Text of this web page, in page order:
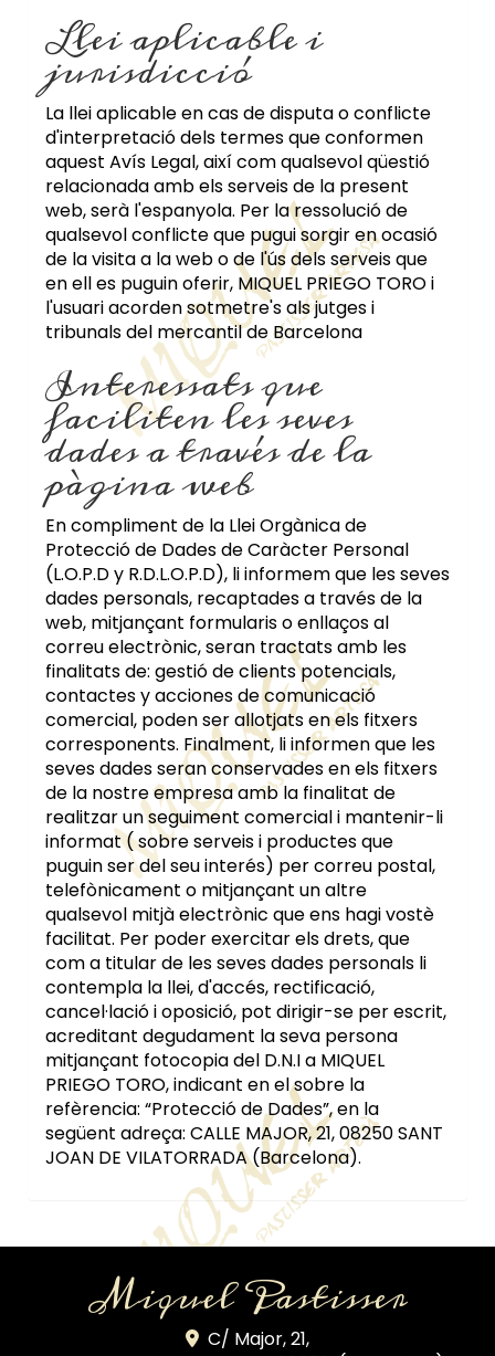
Llei aplicable i
jurisdicció
La llei aplicable en cas de disputa o conflicte
d'interpretació dels termes que conformen
aquest Avís Legal, així com qualsevol qüestió
relacionada amb els serveis de la present
web, serà l'espanyola. Per la ressolució de
qualsevol conflicte que pugui sorgir en ocasió
de la visita a la web o de l'ús dels serveis que
en ell es puguin oferir, MIQUEL PRIEGO TOROi
l'usuari acorden sotmetre's als jutges i
tribunals del mercantil deBarcelona
Interessats que
faciliten les seves
dades a través de la
pàgina web
En compliment de la Llei Orgànica de
Protecció de Dades de Caràcter Personal
(L.O.P.D y R.D.L.O.P.D), li informem que les seves
dades personals, recaptades a través de la
web, mitjançant formularis o enllaços al
correu electrònic, seran tractats amb les
finalitats de: gestió de clients potencials,
contactes y acciones de comunicació
comercial, poden ser allotjats en els fitxers
corresponents. Finalment, li informen que les
seves dades seran conservades en els fitxers
de la nostre empresa amb la finalitat de
realitzar un seguiment comercial i mantenir-li
informat ( sobre serveis i productes que
puguin ser del seu interés) per correu postal,
telefònicament o mitjançant un altre
qualsevol mitjà electrònic que ens hagi vostè
facilitat. Per poder exercitar els drets, que
com a titular de les seves dades personals li
contempla la llei, d'accés, rectificació,
cancel·lació i oposició, pot dirigir-se per escrit,
acreditant degudament la seva persona
mitjançant fotocopia del D.N.I a MIQUEL
PRIEGO TORO, indicant en el sobre la
refèrencia: “Protecció de Dades”, en la
següent adreça: CALLE MAJOR, 21,08250SANT
JOAN DE VILATORRADA(Barcelona).
Miquel Pastisser
C/ Major, 21,